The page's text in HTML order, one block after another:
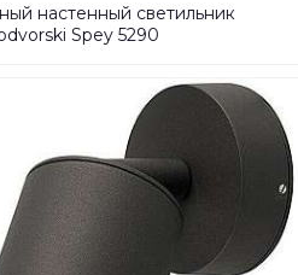
настенный светильник
Spey 5290